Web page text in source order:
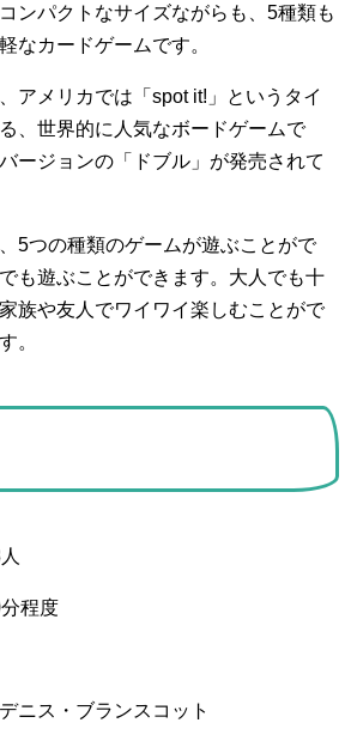
ンパクトなサイズながらも、5種類も
なカードゲームです。
アメリカでは「spot it!」というタイ
、世界的に人気なボードゲームで
ージョンの「ドブル」が発売されて
5つの種類のゲームが遊ぶことがで
も遊ぶことができます。大人でも十
族や友人でワイワイ楽しむことがで
。
程度
ニス・ブランスコット